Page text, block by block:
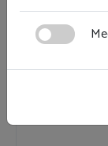
BHP
Transport